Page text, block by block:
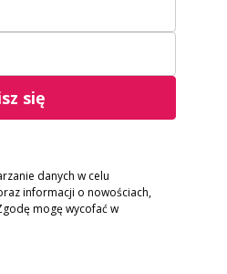
się
danych w celu
informacji o nowościach,
mogę wycofać w